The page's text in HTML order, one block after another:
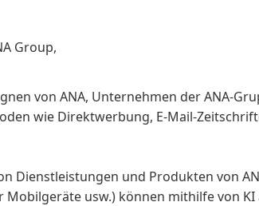
Group,
von ANA, Unternehmen der ANA-
wie Direktwerbung, E-Mail-
Dienstleistungen und Produkten von
usw.) können mithilfe von